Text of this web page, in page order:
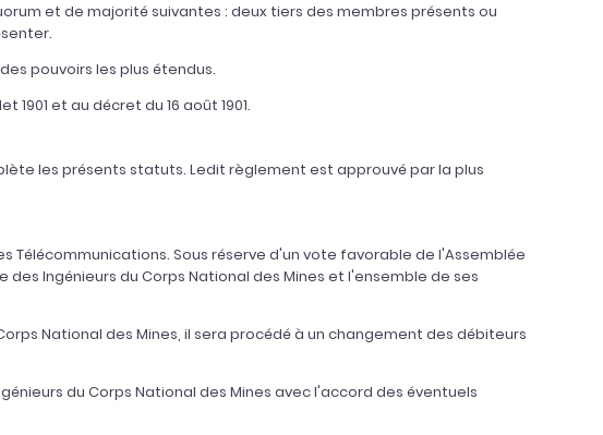
et de majorité suivantes : deux tiers des membres présents ou
pouvoirs les plus étendus.
et au décret du 16 août 1901.
les présents statuts. Ledit règlement est approuvé par la plus
Sous réserve d'un vote favorable de l'Assemblée
Ingénieurs du Corps National des Mines et l'ensemble de ses
National des Mines, il sera procédé à un changement des débiteurs
du Corps National des Mines avec l'accord des éventuels